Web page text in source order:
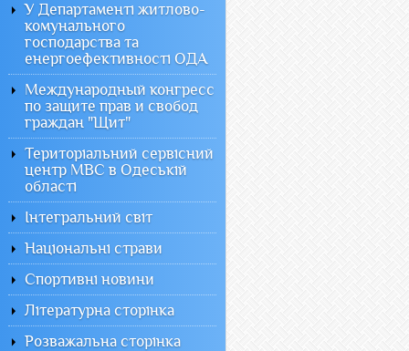
У Департаменті житлово-
комунального
господарства та
енергоефективності ОДА
Международный конгресс
по защите прав и свобод
граждан "Щит"
Територіальний сервісний
центр МВС в Одеській
області
Інтегральний світ
Національні страви
Спортивні новини
Літературна сторінка
Розважальна сторінка